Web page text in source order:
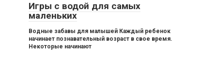
Игры с водой для самых
маленьких
Водные забавы для малышей Каждый ребенок
начинает познавательный возраст в свое время.
Некоторые начинают